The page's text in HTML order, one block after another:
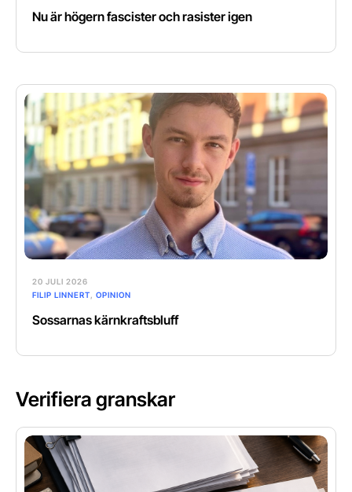
Nu är högern fascister och rasister igen
20 JULI 2026
FILIP LINNERT, OPINION
Sossarnas kärnkraftsbluff
Verifiera granskar